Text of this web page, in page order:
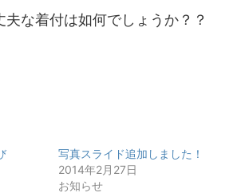
な着付は如何でしょうか？？
写真スライド追加しました！
2014年2月27日
お知らせ